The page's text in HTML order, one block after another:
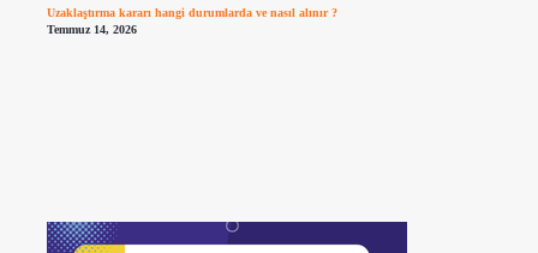
Uzaklaştırma kararı hangi durumlarda ve nasıl alınır ?
Temmuz 14, 2026